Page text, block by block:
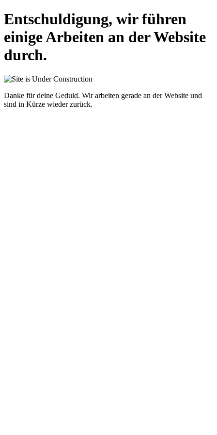
Entschuldigung, wir führen
einige Arbeiten an der Website
durch.
Danke für deine Geduld. Wir arbeiten gerade an der Website und
sind in Kürze wieder zurück.